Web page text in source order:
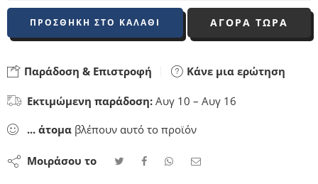
ΠΡΟΣΘΉΚΗ ΣΤΟ ΚΑΛΆΘΙ ΑΓΟΡΑ ΤΩΡΑ
Παράδοση & Επιστροφή Κάνε μια ερώτηση
Εκτιμώμενη παράδοση: Αυγ 10 – Αυγ 16
... άτομα βλέπουν αυτό το προϊόν
Μοιράσου το